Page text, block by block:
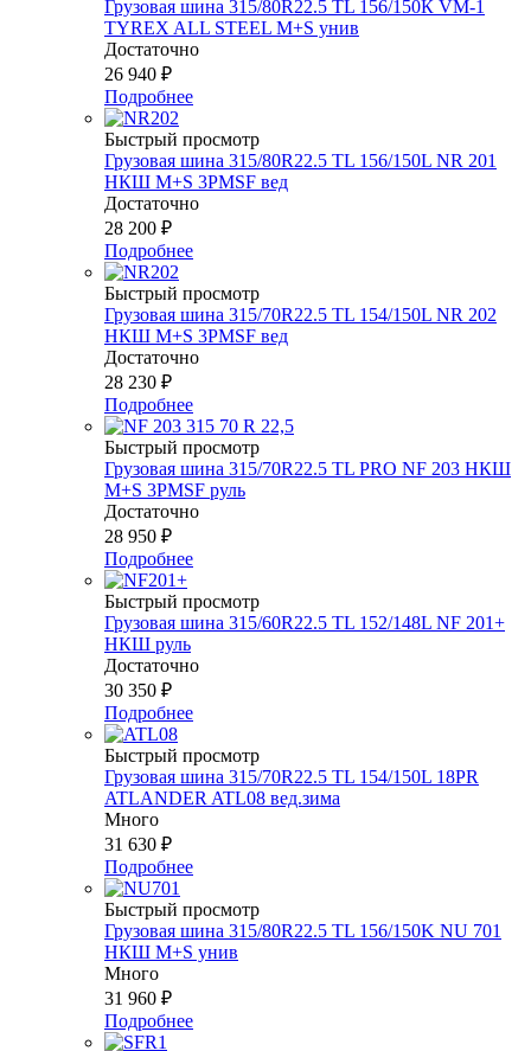
Грузовая шина 315/80R22.5 TL 156/150К VM-1
TYREX ALL STEEL M+S унив
Достаточно
26 940 ₽
Подробнее
Быстрый просмотр
Грузовая шина 315/80R22.5 ТL 156/150L NR 201
НКШ M+S 3PMSF вед
Достаточно
28 200 ₽
Подробнее
Быстрый просмотр
Грузовая шина 315/70R22.5 ТL 154/150L NR 202
НКШ M+S 3PMSF вед
Достаточно
28 230 ₽
Подробнее
Быстрый просмотр
Грузовая шина 315/70R22.5 ТL PRO NF 203 НКШ
M+S 3PMSF руль
Достаточно
28 950 ₽
Подробнее
Быстрый просмотр
Грузовая шина 315/60R22.5 ТL 152/148L NF 201+
НКШ руль
Достаточно
30 350 ₽
Подробнее
Быстрый просмотр
Грузовая шина 315/70R22.5 TL 154/150L 18PR
ATLANDER ATL08 вед.зима
Много
31 630 ₽
Подробнее
Быстрый просмотр
Грузовая шина 315/80R22.5 ТL 156/150K NU 701
НКШ M+S унив
Много
31 960 ₽
Подробнее